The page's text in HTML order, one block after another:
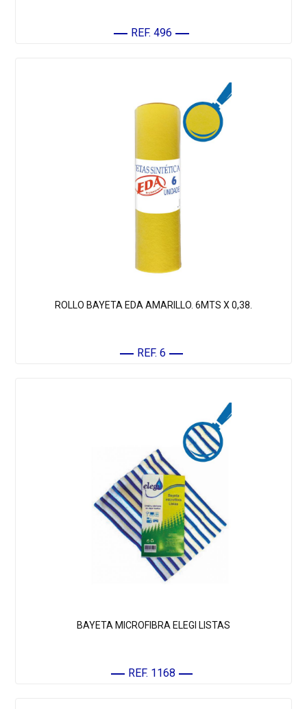
REF. 496
ROLLO BAYETA EDA AMARILLO. 6MTS X 0,38.
REF. 6
BAYETA MICROFIBRA ELEGI LISTAS
REF. 1168